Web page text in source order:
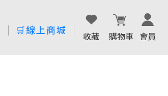
🛒線上商城 收藏 購物車 會員